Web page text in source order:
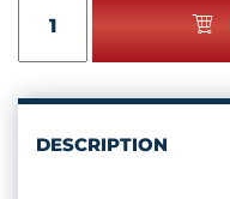
MENUISERIES
DESCRIPTION